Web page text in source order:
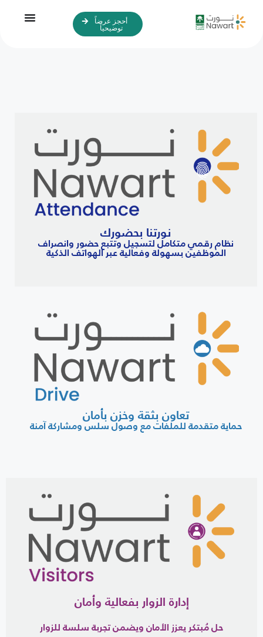
أحجز عرضاً
توضيحياً
نورتنا بحضورك
نظام رقمي متكامل لتسجيل وتتبع حضور وانصراف
الموظفين بسهولة وفعالية عبر الهواتف الذكية
تعاون بثقة وخزن بأمان
حماية متقدمة للملفات مع وصول سلس ومشاركة آمنة
إدارة الزوار بفعالية وأمان
حل مُبتكر يعزز الأمان ويضمن تجربة سلسة للزوار